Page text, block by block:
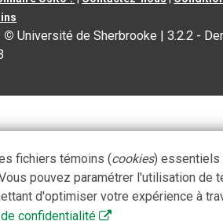
© Université de Sherbrooke |3.2.2 -
fichiers témoins (cookies) essentiels
pouvez paramétrer l'utilisation de
d'optimiser votre expérience à
confidentialité